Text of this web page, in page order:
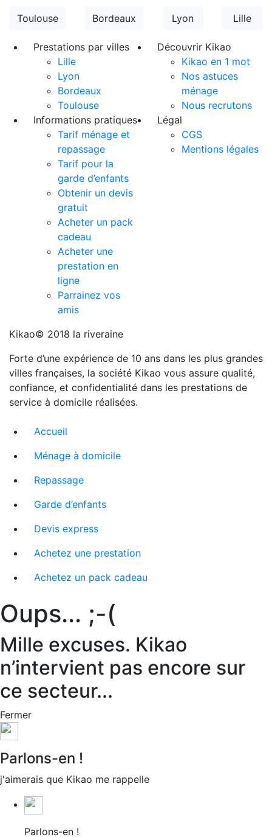
Toulouse Bordeaux Lyon Lille
Prestations par villes
Lille
Lyon
Bordeaux
Toulouse
Découvrir Kikao
Kikao en 1 mot
Nos astuces
ménage
Nous recrutons
Informations pratiques
Tarif ménage et
repassage
Tarif pour la
garde d’enfants
Obtenir un devis
gratuit
Acheter un pack
cadeau
Acheter une
prestation en
ligne
Parrainez vos
amis
Légal
CGS
Mentions légales
Kikao© 2018 la riveraine
Forte d’une expérience de 10 ans dans les plus grandes
villes françaises, la société Kikao vous assure qualité,
confiance, et confidentialité dans les prestations de
service à domicile réalisées.
Accueil
Ménage à domicile
Repassage
Garde d’enfants
Devis express
Achetez une prestation
Achetez un pack cadeau
Oups... ;-(
Mille excuses. Kikao
n’intervient pas encore sur
ce secteur...
Fermer
Parlons-en !
j'aimerais que Kikao me rappelle
Parlons-en !